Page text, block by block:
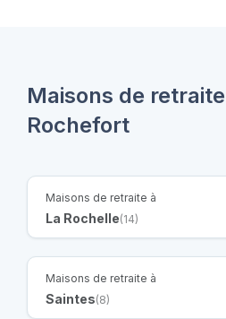
Maisons de
Rochefort
Maisons de retraite à
La Rochelle(14)
Maisons de retraite à
Saintes(8)